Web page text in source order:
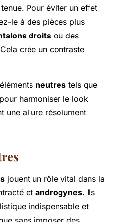
Pour éviter un effet
le à des pièces plus
droits ou des
crée un contraste
neutres tels que
harmoniser le look
une allure résolument
jouent un rôle vital dans la
et androgynes. Ils
indispensable et